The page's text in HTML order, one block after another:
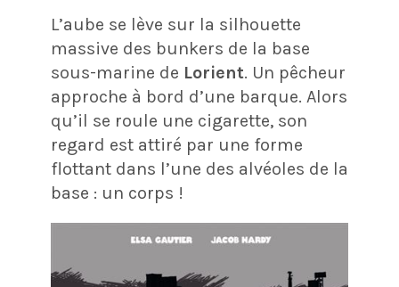
L’aube se lève sur la silhouette
massive des bunkers de la base
sous-marine de Lorient. Un pêcheur
approche à bord d’une barque. Alors
qu’il se roule une cigarette, son
regard est attiré par une forme
flottant dans l’une des alvéoles de la
base : un corps !